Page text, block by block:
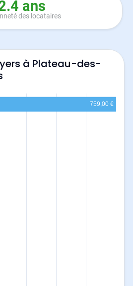
ans
des locataires
à Plateau-des-